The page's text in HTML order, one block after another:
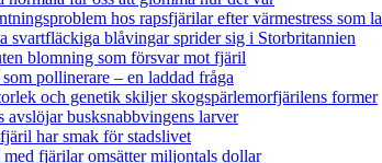
hos rapsfjärilar efter värmestress som
svartfläckiga blåvingar sprider sig i Storbritannien
blomning som försvar mot fjäril
pollinerare – en laddad fråga
och genetik skiljer skogspärlemorfjärilens former
avslöjar busksnabbvingens larver
har smak för stadslivet
fjärilar omsätter miljontals dollar